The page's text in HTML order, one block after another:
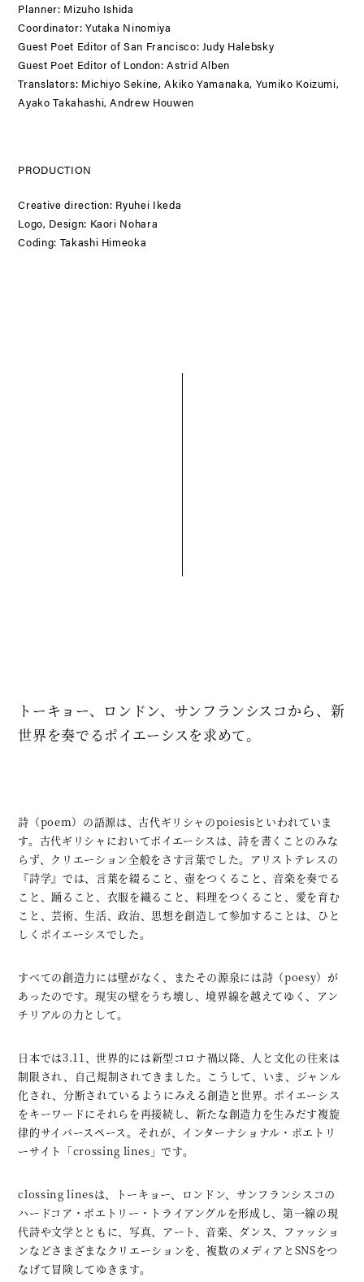
Planner: Mizuho Ishida
Coordinator: Yutaka Ninomiya
Guest Poet Editor of San Francisco: Judy Halebsky
Guest Poet Editor of London: Astrid Alben
Translators: Michiyo Sekine, Akiko Yamanaka, Yumiko Koizumi,
Ayako Takahashi, Andrew Houwen
PRODUCTION
Creative direction: Ryuhei Ikeda
Logo, Design: Kaori Nohara
Coding: Takashi Himeoka
トーキョー、ロンドン、サンフランシスコから、新
世界を奏でるポイエーシスを求めて。
詩（poem）の語源は、古代ギリシャのpoiesisといわれていま
す。古代ギリシャにおいてポイエーシスは、詩を書くことのみな
らず、クリエーション全般をさす言葉でした。アリストテレスの
『詩学』では、言葉を綴ること、壺をつくること、音楽を奏でる
こと、踊ること、衣服を織ること、料理をつくること、愛を育む
こと、芸術、生活、政治、思想を創造して参加することは、ひと
しくポイエーシスでした。
すべての創造力には壁がなく、またその源泉には詩（poesy）が
あったのです。現実の壁をうち壊し、境界線を越えてゆく、アン
チリアルの力として。
日本では3.11、世界的には新型コロナ禍以降、人と文化の往来は
制限され、自己規制されてきました。こうして、いま、ジャンル
化され、分断されているようにみえる創造と世界。ポイエーシス
をキーワードにそれらを再接続し、新たな創造力を生みだす複旋
律的サイバースペース。それが、インターナショナル・ポエトリ
ーサイト「crossing lines」です。
clossing linesは、トーキョー、ロンドン、サンフランシスコの
ハードコア・ポエトリー・トライアングルを形成し、第一線の現
代詩や文学とともに、写真、アート、音楽、ダンス、ファッショ
ンなどさまざまなクリエーションを、複数のメディアとSNSをつ
なげて冒険してゆきます。